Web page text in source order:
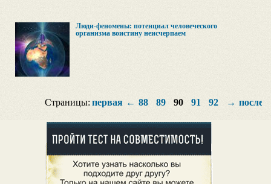
Люди-феномены: потенциал человеческого
организма воистину неисчерпаем
Страницы: первая ← 88 89 90 91 92 →